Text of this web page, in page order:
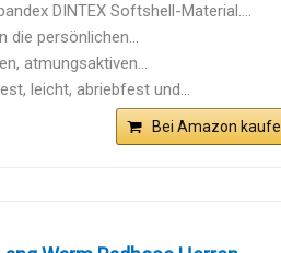
DINTEX Softshell-Material....
die persönlichen...
atmungsaktiven...
leicht, abriebfest und...
Bei Amazon